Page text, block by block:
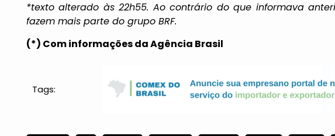
*texto alterado às 22h55. Ao contrário do que informava
fazem mais parte do grupo BRF.
(*) Com informações da Agência Brasil
Tags: